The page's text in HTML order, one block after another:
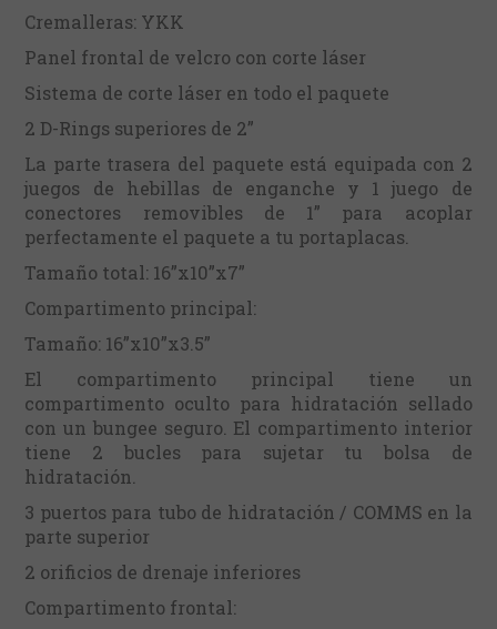
Cremalleras: YKK
Panel frontal de velcro con corte láser
Sistema de corte láser en todo el paquete
2 D-Rings superiores de 2”
La parte trasera del paquete está equipada con 2
juegos de hebillas de enganche y 1 juego de
conectores removibles de 1” para acoplar
perfectamente el paquete a tu portaplacas.
Tamaño total: 16”x10”x7”
Compartimento principal:
Tamaño: 16”x10”x3.5”
El compartimento principal tiene un
compartimento oculto para hidratación sellado
con un bungee seguro. El compartimento interior
tiene 2 bucles para sujetar tu bolsa de
hidratación.
3 puertos para tubo de hidratación / COMMS en la
parte superior
2 orificios de drenaje inferiores
Compartimento frontal: